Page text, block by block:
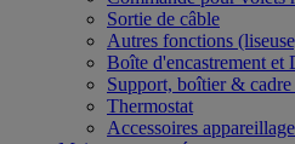
Sortie de câble
Autres fonctions
Boîte d'encastrement et
Support, boîtier &
Thermostat
Accessoires